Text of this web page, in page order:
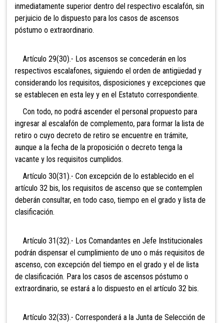
inmediatamente superior dentro del respectivo escalafón, sin
perjuicio de lo dispuesto para los casos de ascensos
póstumo o extraordinario.
Artículo 29(30).- Los ascensos se concederán en los
respectivos escalafones, siguiendo el orden de antigüedad y
considerando los requisitos, disposiciones y excepciones que
se establecen en esta ley y en el Estatuto correspondiente.
Con todo, no podrá ascender el personal propuesto para
ingresar al escalafón de complemento, para formar la lista de
retiro o cuyo decreto de retiro se encuentre en trámite,
aunque a la fecha de la proposición o decreto tenga la
vacante y los requisitos cumplidos.
Artículo 30(31).- Con excepción de lo establecido en el
artículo 32 bis, los requisitos de ascenso que se contemplen
deberán consultar, en todo caso, tiempo en el grado y lista de
clasificación.
Artículo 31(32).- Los Comandantes en Jefe Institucionales
podrán dispensar el cumplimiento de uno o más requisitos de
ascenso, con excepción del tiempo en el grado y el de lista
de clasificación. Para los casos de ascensos póstumo o
extraordinario, se estará a lo dispuesto en el artículo 32 bis.
Artículo 32(33).- Corresponderá a la Junta de Selección de